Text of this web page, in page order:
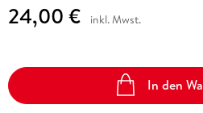
24,00 € inkl. Mwst.
In den